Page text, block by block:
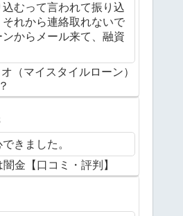
むって言われて振り込
れから連絡取れないで
からメール来て、融資
（マイスタイルローン）
きました。
金【口コミ・評判】